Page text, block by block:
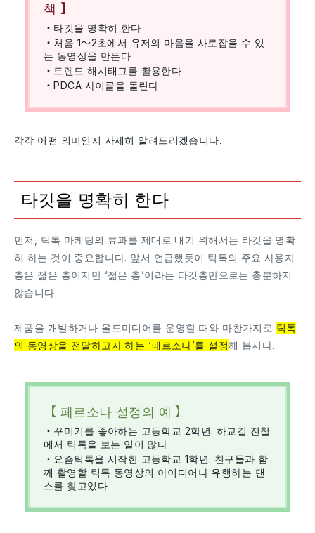
책 】
・타깃을 명확히 한다
・처음 1〜2초에서 유저의 마음을 사로잡을 수 있
는 동영상을 만든다
・트렌드 해시태그를 활용한다
・PDCA 사이클을 돌린다
각각 어떤 의미인지 자세히 알려드리겠습니다.
타깃을 명확히 한다
먼저, 틱톡 마케팅의 효과를 제대로 내기 위해서는 타깃을 명확
히 하는 것이 중요합니다. 앞서 언급했듯이 틱톡의 주요 사용자
층은 젊은 층이지만 ‘젊은 층’이라는 타깃층만으로는 충분하지
않습니다.
제품을 개발하거나 올드미디어를 운영할 때와 마찬가지로 틱톡
의 동영상을 전달하고자 하는 ‘페르소나’를 설정해 봅시다.
【 페르소나 설정의 예 】
・꾸미기를 좋아하는 고등학교 2학년. 하교길 전철
에서 틱톡을 보는 일이 많다
・요즘틱톡을 시작한 고등학교 1학년. 친구들과 함
께 촬영할 틱톡 동영상의 아이디어나 유행하는 댄
스를 찾고있다